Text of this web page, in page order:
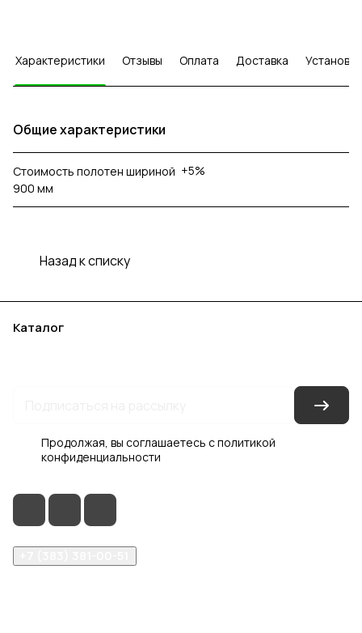
Характеристики Отзывы Оплата Доставка Установка
Общие характеристики
Стоимость полотен шириной
900 мм
+5%
Назад к списку
Каталог
Продолжая, вы соглашаетесь сполитикой
конфиденциальности